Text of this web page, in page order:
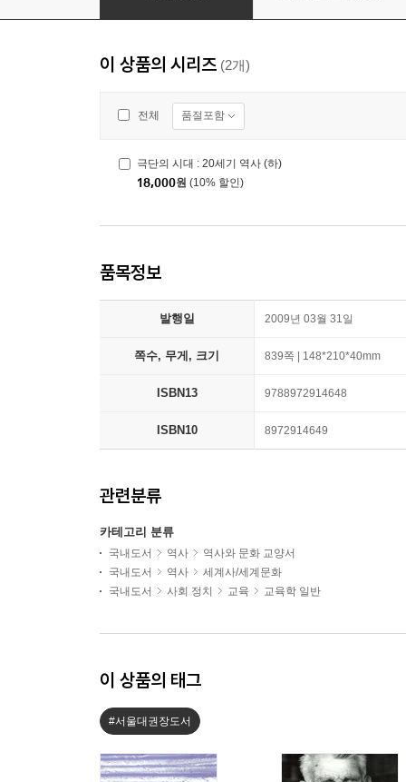
이 상품의 시리즈 (2개)
전체 품절포함
극단의 시대 : 20세기 역사 (하)
18,000원 (10% 할인)
품목정보
발행일 2009년 03월 31일
쪽수, 무게, 크기 839쪽 | 148*210*40mm
ISBN13 9788972914648
ISBN10 8972914649
관련분류
카테고리 분류
국내도서 역사
역사와 문화 교양서
국내도서
역사
세계사/세계문화
국내도서
사회 정치 교육 교육학 일반
이 상품의 태그
#서울대권장도서